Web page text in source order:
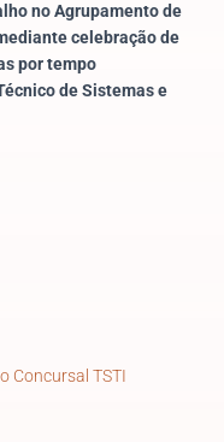
no Agrupamento de
celebração de
por tempo
de Sistemas e
Concursal TSTI